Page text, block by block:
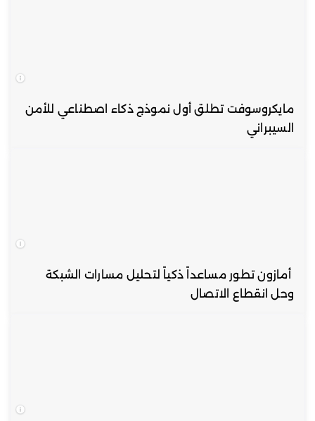
مايكروسوفت تطلق أول نموذج ذكاء اصطناعي للأمن
السيبراني
أمازون تطور مساعداً ذكياً لتحليل مسارات الشبكة
وحل انقطاع الاتصال